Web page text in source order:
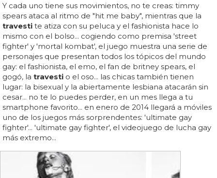
Y cada uno tiene sus movimientos, no te creas: timmy
spears ataca al ritmo de "hit me baby", mientras que la
travesti te atiza con su peluca y el fashionista hace lo
mismo con el bolso... cogiendo como premisa 'street
fighter' y 'mortal kombat', el juego muestra una serie de
personajes que presentan todos los tópicos del mundo
gay: el fashionista, el emo, el fan de britney spears, el
gogó, la travesti o el oso... las chicas también tienen
lugar: la bisexual y la abiertamente lesbiana atacarán sin
cesar... no te lo puedes perder, en un mes llega a tu
smartphone favorito... en enero de 2014 llegará a móviles
uno de los juegos más sorprendentes: 'ultimate gay
fighter'... 'ultimate gay fighter', el videojuego de lucha gay
más extremo...